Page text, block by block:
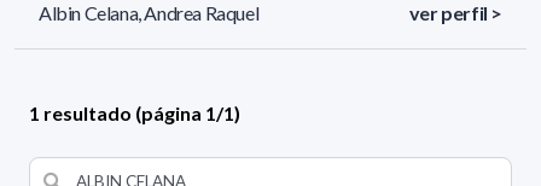
Albin Celana, Andrea Raquel ver perfil >
1 resultado (página 1/1)